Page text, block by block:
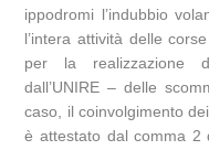
ippodromi l’indubbio
l’intera attività delle
per la realizzazione
dall’UNIRE – delle
caso, il coinvolgimento
è attestato dal comma 2